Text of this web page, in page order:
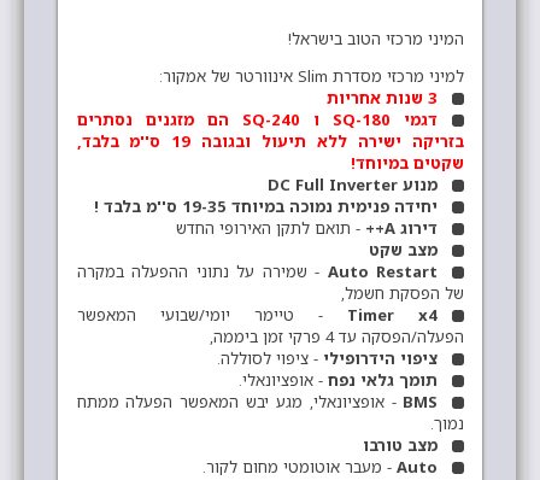
המיני מרכזי הטוב בישראל!
למיני מרכזי מסדרת Slim אינוורטר של אמקור:
3 שנות אחריות
דגמי SQ-180 ו SQ-240 הם מזגנים נסתרים
בזריקה ישירה ללא תיעול ובגובה 19 ס''מ בלבד,
שקטים במיוחד!
מנוע DC Full Inverter
יחידה פנימית נמוכה במיוחד 19-35 ס''מ בלבד !
דירוג A++
- תואם לתקן האירופי החדש
מצב שקט
Auto Restart - שמירה על נתוני ההפעלה במקרה
של הפסקת חשמל,
Timer x4
- טיימר יומי/שבועי המאפשר
הפעלה/הפסקה עד 4 פרקי זמן ביממה,
ציפוי הידרופילי - ציפוי לסוללה.
תומך גלאי נפח- אופציונאלי.
BMS - אופציונאלי, מגע יבש המאפשר הפעלה ממתח
נמוך.
מצב טורבו
Auto- מעבר אוטומטי מחום לקור.